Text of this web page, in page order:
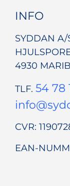
INFO
SYDDAN A/
4930
TLF. 54 78
CVR:
EAN-